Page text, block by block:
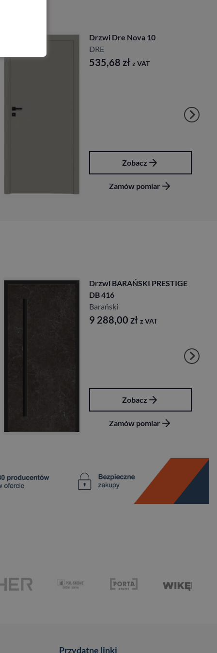
Drzwi Dre Nova 10
DRE
535,68 zł z VAT
Zobacz
Zamów pomiar
Drzwi BARAŃSKI PRESTIGE
DB 416
Barański
9 288,00 zł z VAT
Zobacz
Zamów pomiar
Przydatne linki